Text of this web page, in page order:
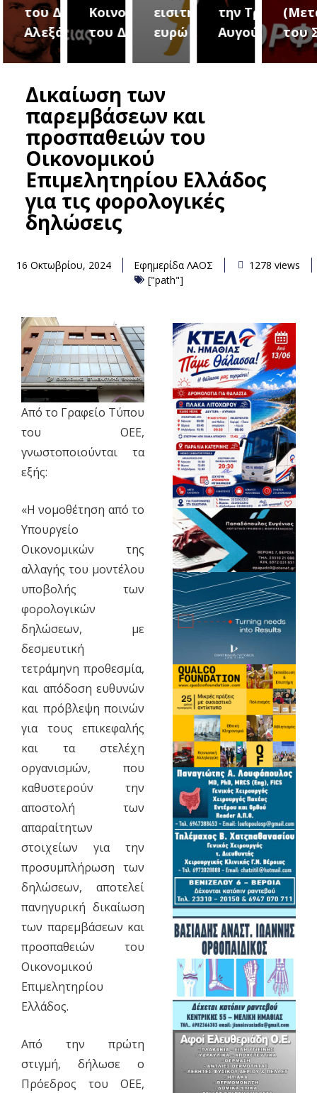
του Δήμου
Αλεξάνδρειας
Κοινοτήτων
του Δήμου
εισιτήριο 2
ευρώ
την Τρίτη 18
Αυγούστουτου
Δικαίωση των
παρεμβάσεων και
προσπαθειών του
Οικονομικού
Επιμελητηρίου Ελλάδος
για τις φορολογικές
δηλώσεις
16 Οκτωβρίου, 2024 Εφημερίδα ΛΑΟΣ
1278 views
["path"]
Από το Γραφείο Τύπου
του ΟΕΕ,
γνωστοποιούνται τα
εξής:
«Η νομοθέτηση από το
Υπουργείο
Οικονομικών της
αλλαγής του μοντέλου
υποβολής των
φορολογικών
δηλώσεων, με
δεσμευτική
τετράμηνη προθεσμία,
και απόδοση ευθυνών
και πρόβλεψη ποινών
για τους επικεφαλής
και τα στελέχη
οργανισμών, που
καθυστερούν την
αποστολή των
απαραίτητων
στοιχείων για την
προσυμπλήρωση των
δηλώσεων, αποτελεί
πανηγυρική δικαίωση
των παρεμβάσεων και
προσπαθειών του
Οικονομικού
Επιμελητηρίου
Ελλάδος.
Από την πρώτη
στιγμή, δήλωσε ο
Πρόεδρος του ΟΕΕ,